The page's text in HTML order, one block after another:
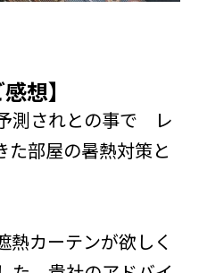
想】
測されとの事で レ
た部屋の暑熱対策と
熱カーテンが欲しく